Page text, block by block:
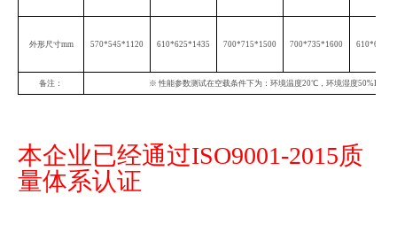
外形尺寸mm 570*545*1120 610*625*1435 700*715*1500 700*735*1600
备注： ※ 性能参数测试在空载条件下为：环境温度20℃，环境湿度50%RH ※
本企业已经通过ISO9001-2015质
量体系认证